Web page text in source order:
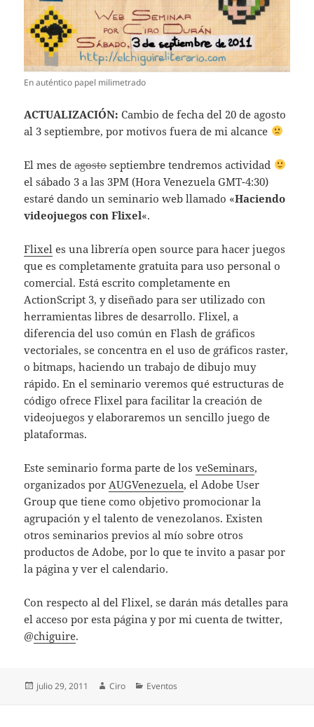
En auténtico papel milimetrado
ACTUALIZACIÓN: Cambio de fecha del 20 de agosto
al 3 septiembre, por motivos fuera de mi alcance
El mes deagostoseptiembre tendremos actividad
el sábado 3 a las 3PM (Hora Venezuela GMT-4:30)
estaré dando un seminario web llamado «Haciendo
videojuegos con Flixel«.
Flixel es una librería open source para hacer juegos
que es completamente gratuita para uso personal o
comercial. Está escrito completamente en
ActionScript 3, y diseñado para ser utilizado con
herramientas libres de desarrollo. Flixel, a
diferencia del uso común en Flash de gráficos
vectoriales, se concentra en el uso de gráficos raster,
o bitmaps, haciendo un trabajo de dibujo muy
rápido. En el seminario veremos qué estructuras de
código ofrece Flixel para facilitar la creación de
videojuegos y elaboraremos un sencillo juego de
plataformas.
Este seminario forma parte de losveSeminars,
organizados por AUGVenezuela, el Adobe User
Group que tiene como objetivo promocionar la
agrupación y el talento de venezolanos. Existen
otros seminarios previos al mío sobre otros
productos de Adobe, por lo que te invito a pasar por
la página y ver el calendario.
Con respecto al del Flixel, se darán más detalles para
el acceso por esta página y por mi cuenta de twitter,
@chiguire.
Publicado
julio 29, 2011 Autor
Ciro Categorías
Eventos